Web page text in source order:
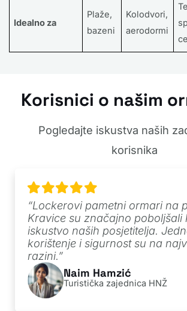
Idealno za
Plaže,
bazeni
Kolodvori,
aerodormi
Korisnici o našim
Pogledajte iskustva naših
korisnika
“Lockerovi pametni ormari na
Kravice su značajno poboljšali
iskustvo naših posjetitelja.
korištenje i sigurnost su na
razini.”
Naim Hamzić
Turistička zajednica HNŽ